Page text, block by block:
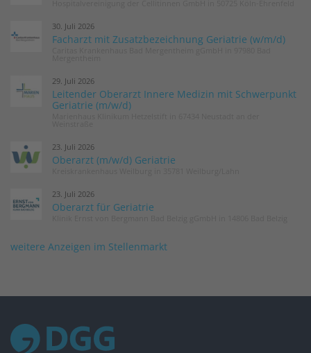
30. Juli 2026
Facharzt mit Zusatzbezeichnung Geriatrie (w/m/d)
29. Juli 2026
Leitender Oberarzt Innere Medizin mit Schwerpunkt
Geriatrie (m/w/d)
23. Juli 2026
Oberarzt (m/w/d) Geriatrie
23. Juli 2026
Oberarzt für Geriatrie
weitere Anzeigen im Stellenmarkt